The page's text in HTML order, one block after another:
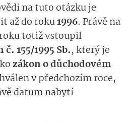
na tuto otázku je
až do roku1996. Právě na
totiž vstoupil
č. 155/1995 Sb., který je
zákon o důchodovém
v předchozím roce,
datum nabytí